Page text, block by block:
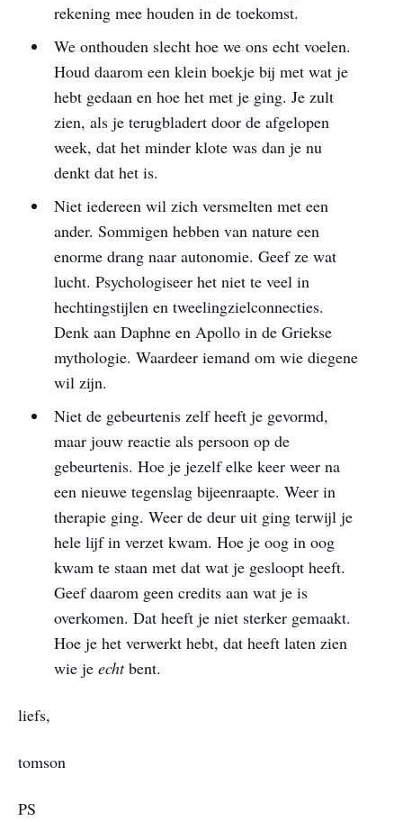
rekening mee houden in de toekomst.
We onthouden slecht hoe we ons echt voelen.
Houd daarom een klein boekje bij met wat je
hebt gedaan en hoe het met je ging. Je zult
zien, als je terugbladert door de afgelopen
week, dat het minder klote was dan je nu
denkt dat het is.
Niet iedereen wil zich versmelten met een
ander. Sommigen hebben van nature een
enorme drang naar autonomie. Geef ze wat
lucht. Psychologiseer het niet te veel in
hechtingstijlen en tweelingzielconnecties.
Denk aan Daphne en Apollo in de Griekse
mythologie. Waardeer iemand om wie diegene
wil zijn.
Niet de gebeurtenis zelf heeft je gevormd,
maar jouw reactie als persoon op de
gebeurtenis. Hoe je jezelf elke keer weer na
een nieuwe tegenslag bijeenraapte. Weer in
therapie ging. Weer de deur uit ging terwijl je
hele lijf in verzet kwam. Hoe je oog in oog
kwam te staan met dat wat je gesloopt heeft.
Geef daarom geen credits aan wat je is
overkomen. Dat heeft je niet sterker gemaakt.
Hoe je het verwerkt hebt, dat heeft laten zien
wie je echtbent.
liefs,
tomson
PS